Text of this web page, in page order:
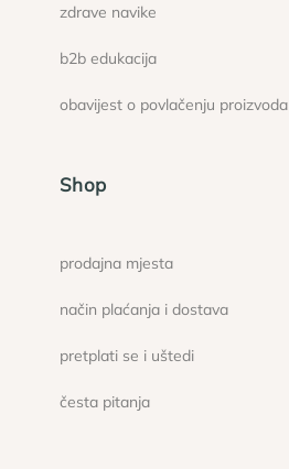
zdrave navike
b2b edukacija
obavijest o povlačenju proizvoda
Shop
prodajna mjesta
način plaćanja i dostava
pretplati se i uštedi
česta pitanja